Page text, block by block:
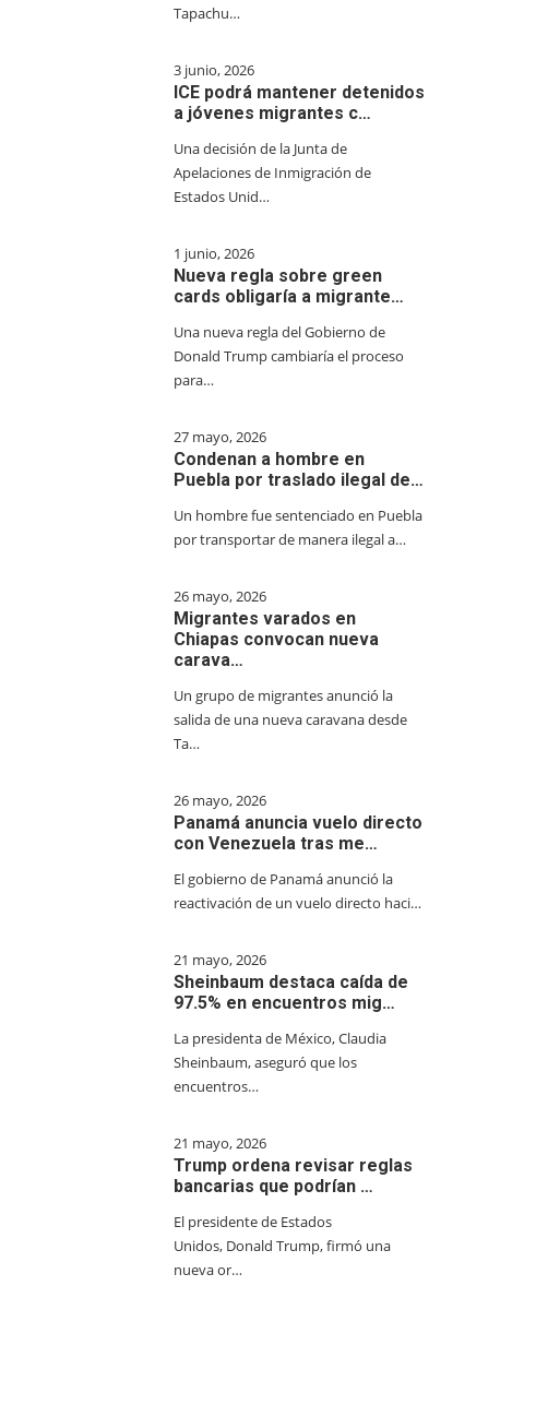
Tapachu…
3 junio, 2026
ICE podrá mantener detenidos
a jóvenes migrantes c…
Una decisión de la Junta de
Apelaciones de Inmigración de
Estados Unid…
1 junio, 2026
Nueva regla sobre green
cards obligaría a migrante…
Una nueva regla del Gobierno de
Donald Trump cambiaría el proceso
para…
27 mayo, 2026
Condenan a hombre en
Puebla por traslado ilegal de…
Un hombre fue sentenciado en Puebla
por transportar de manera ilegal a…
26 mayo, 2026
Migrantes varados en
Chiapas convocan nueva
carava…
Un grupo de migrantes anunció la
salida de una nueva caravana desde
Ta…
26 mayo, 2026
Panamá anuncia vuelo directo
con Venezuela tras me…
El gobierno de Panamá anunció la
reactivación de un vuelo directo haci…
21 mayo, 2026
Sheinbaum destaca caída de
97.5% en encuentros mig…
La presidenta de México, Claudia
Sheinbaum, aseguró que los
encuentros…
21 mayo, 2026
Trump ordena revisar reglas
bancarias que podrían …
El presidente de Estados
Unidos, Donald Trump, firmó una
nueva or…